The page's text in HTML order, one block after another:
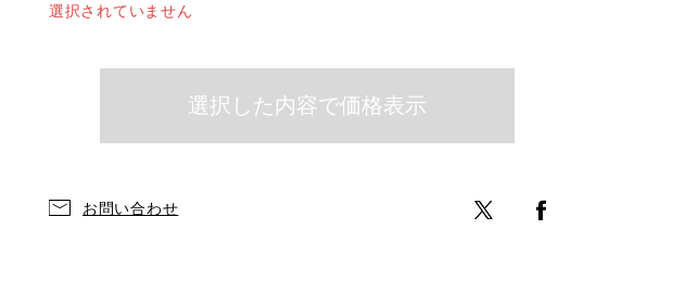
選択されていません
お問い合わせ